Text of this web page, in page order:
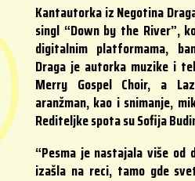
Kantautorka iz Negotina
singl “Down by the River”,
digitalnim platformama,
Draga je autorka muzike i
Merry Gospel Choir, a
aranžman, kao i snimanje,
Rediteljke spota su Sofija
“Pesma je nastajala više od
izašla na reci, tamo gde